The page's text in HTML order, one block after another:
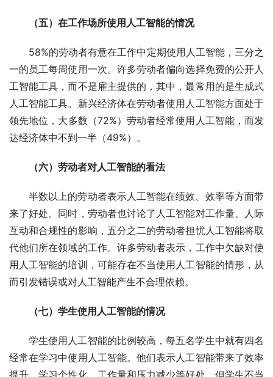
（五）在工作场所使用人工智能的情况
58%的劳动者有意在工作中定期使用人工智能，三分之
一的员工每周使用一次。许多劳动者偏向选择免费的公开人
工智能工具，而不是雇主提供的，其中，最常用的是生成式
人工智能工具。新兴经济体在劳动者使用人工智能方面处于
领先地位，大多数（72%）劳动者经常使用人工智能，而发
达经济体中不到一半（49%）。
（六）劳动者对人工智能的看法
半数以上的劳动者表示人工智能在绩效、效率等方面带
来了好处。同时，劳动者也讨论了人工智能对工作量、人际
互动和合规性的影响，五分之二的劳动者担忧人工智能将取
代他们所在领域的工作。许多劳动者表示，工作中欠缺对使
用人工智能的培训，可能存在不当使用人工智能的情形，从
而引发错误或对人工智能产生不合理依赖。
（七）学生使用人工智能的情况
学生使用人工智能的比例较高，每五名学生中就有四名
经常在学习中使用人工智能。他们表示人工智能带来了效率
提升、学习个性化、工作量和压力减少等好处。但学生不当